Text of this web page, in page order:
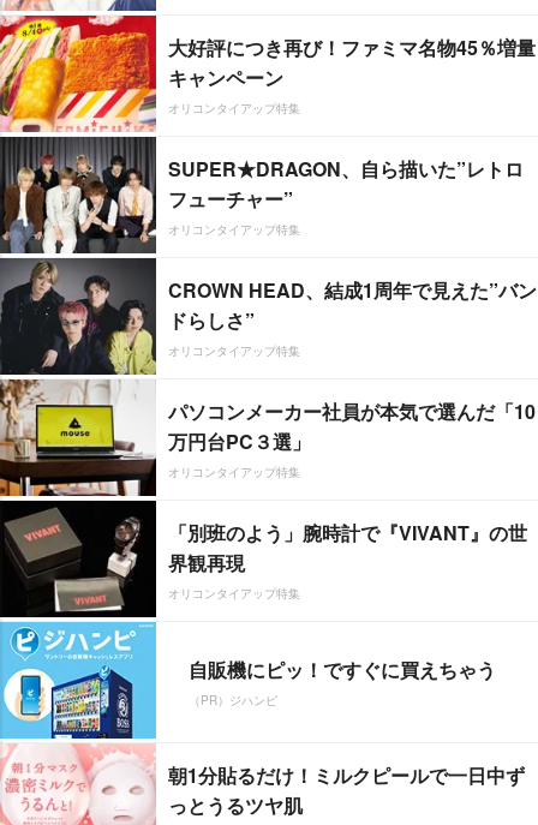
大好評につき再び！ファミマ名物45％増量
キャンペーン
オリコンタイアップ特集
SUPER★DRAGON、自ら描いた”レトロ
フューチャー”
オリコンタイアップ特集
CROWN HEAD、結成1周年で見えた”バン
ドらしさ”
オリコンタイアップ特集
パソコンメーカー社員が本気で選んだ「10
万円台PC３選」
オリコンタイアップ特集
「別班のよう」腕時計で『VIVANT』の世
界観再現
オリコンタイアップ特集
自販機にピッ！ですぐに買えちゃう
（PR）ジハンピ
朝1分貼るだけ！ミルクピールで一日中ず
っとうるツヤ肌